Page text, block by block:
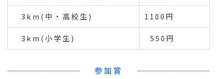
3km(中・高校生) 1100円
3km(小学生) 550円
参加賞